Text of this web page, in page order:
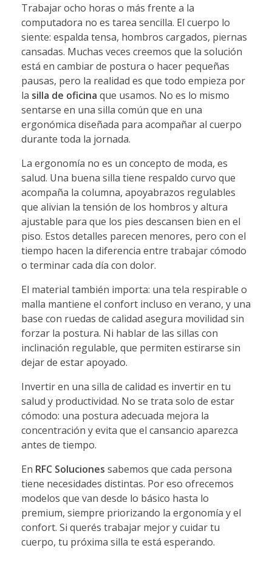
Trabajar ocho horas o más frente a la
computadora no es tarea sencilla. El cuerpo lo
siente: espalda tensa, hombros cargados, piernas
cansadas. Muchas veces creemos que la solución
está en cambiar de postura o hacer pequeñas
pausas, pero la realidad es que todo empieza por
la silla de oficina que usamos. No es lo mismo
sentarse en una silla común que en una
ergonómica diseñada para acompañar al cuerpo
durante toda la jornada.
La ergonomía no es un concepto de moda, es
salud. Una buena silla tiene respaldo curvo que
acompaña la columna, apoyabrazos regulables
que alivian la tensión de los hombros y altura
ajustable para que los pies descansen bien en el
piso. Estos detalles parecen menores, pero con el
tiempo hacen la diferencia entre trabajar cómodo
o terminar cada día con dolor.
El material también importa: una tela respirable o
malla mantiene el confort incluso en verano, y una
base con ruedas de calidad asegura movilidad sin
forzar la postura. Ni hablar de las sillas con
inclinación regulable, que permiten estirarse sin
dejar de estar apoyado.
Invertir en una silla de calidad es invertir en tu
salud y productividad. No se trata solo de estar
cómodo: una postura adecuada mejora la
concentración y evita que el cansancio aparezca
antes de tiempo.
En RFC Soluciones sabemos que cada persona
tiene necesidades distintas. Por eso ofrecemos
modelos que van desde lo básico hasta lo
premium, siempre priorizando la ergonomía y el
confort. Si querés trabajar mejor y cuidar tu
cuerpo, tu próxima silla te está esperando.